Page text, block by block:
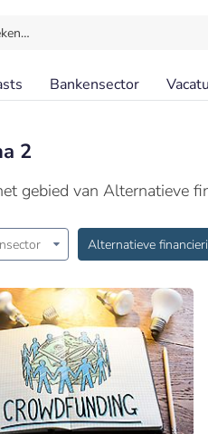
Bankensector
2
gebied van Alternatieve
Alternatieve